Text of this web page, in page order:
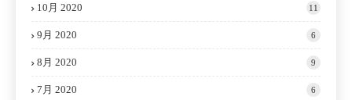
10月 2020 11
9月 2020 6
8月 2020 9
7月 2020 6